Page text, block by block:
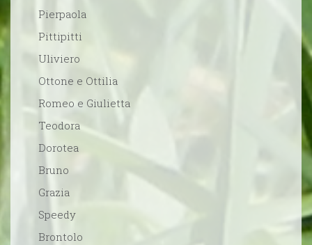
Pierpaola
Pittipitti
Uliviero
Ottone e Ottilia
Romeo e Giulietta
Teodora
Dorotea
Bruno
Grazia
Speedy
Brontolo